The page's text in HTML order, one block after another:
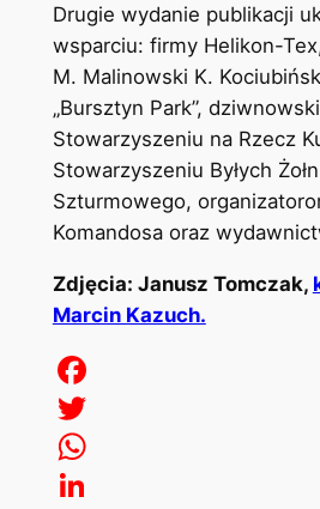
Drugie wydanie publikacji
wsparciu: firmy Helikon-
M. Malinowski K.
„Bursztyn Park”,
Stowarzyszeniu na Rzecz
Stowarzyszeniu Byłych
Szturmowego,
Komandosa oraz
Zdjęcia: Janusz Tomczak,
Marcin Kazuch.
Facebook
Twitter
WhatsApp